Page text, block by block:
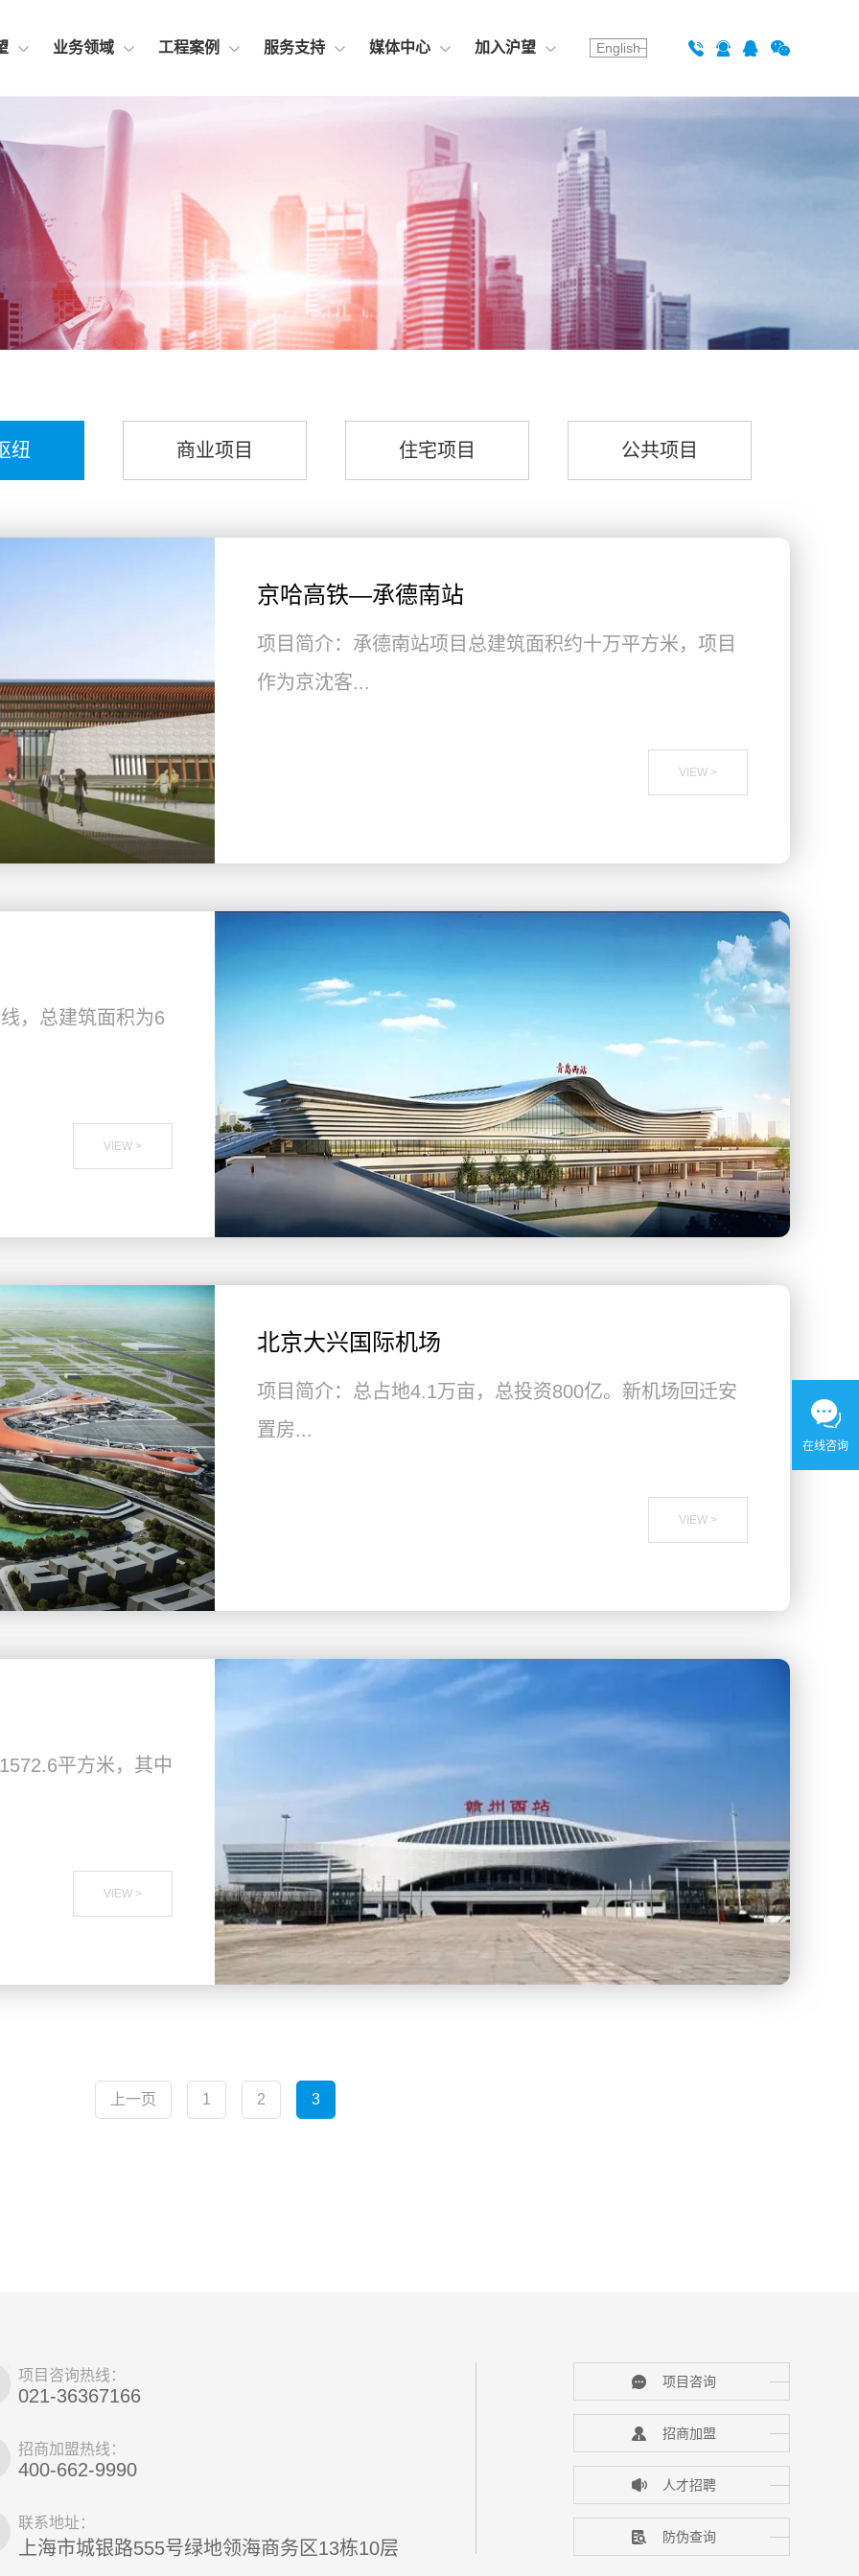
业务领域 工程案例 服务支持 媒体中心 加入沪望 English
纽 商业项目 住宅项目 公共项目
京哈高铁—承德南站
项目简介：承德南站项目总建筑面积约十万平方米，项目
作为京沈客...
VIEW >
，总建筑面积为6
VIEW >
北京大兴国际机场
项目简介：总占地4.1万亩，总投资800亿。新机场回迁安
置房...
VIEW >
平方米，其中
VIEW >
上一页 1 2 3
项目咨询热线：
021-36367166
招商加盟热线：
400-662-9990
联系地址：
上海市城银路555号绿地领海商务区13栋10层
项目咨询
招商加盟
人才招聘
防伪查询
在线咨询